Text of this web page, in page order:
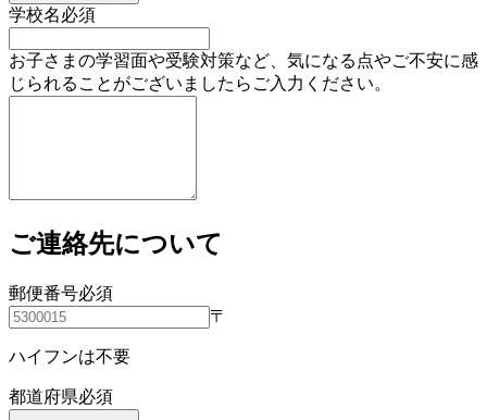
学校名必須
お子さまの学習面や受験対策など、気になる点やご不安に感
じられることがございましたらご入力ください。
ご連絡先について
郵便番号必須
〒
ハイフンは不要
都道府県必須